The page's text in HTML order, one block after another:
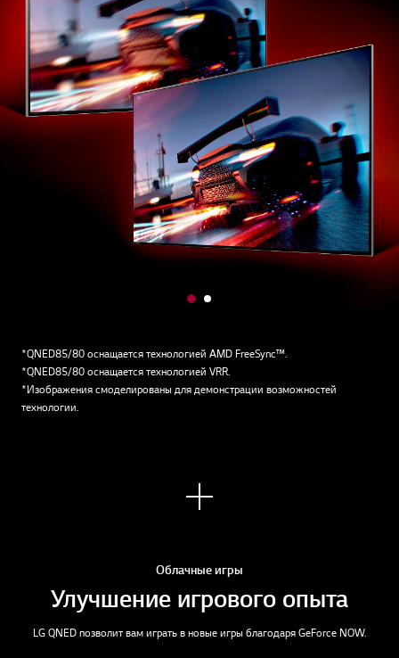
1
2
2
2
*QNED85/80 оснащается технологией AMD FreeSync™.
*QNED85/80 оснащается технологией VRR.
*Изображения смоделированы для демонстрации возможностей
технологии.
Узна
ть
Облачные игры
Улучшение игрового опыта
LG QNED позволит вам играть в новые игры благодаря GeForce NOW.